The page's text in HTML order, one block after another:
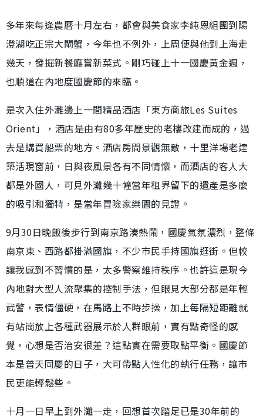
多年來每逢農曆十月左右，都會與美食家李純恩組團到陽
澄湖吃正宗大閘蟹，今年也不例外，上周便與他到上海走
幾天，發掘新餐廳嘗新菜式。剛巧碰上十一國慶黃金週，
也順道在內地度國慶節的來臨。
是次入住外灘邊上一間精品酒店「東方商旅Les Suites
Orient」，酒店是由有80多年歷史的老樓改建而成的，過
去是購買船票的地方。酒店房間景觀無敵，十里洋場老建
築活現窗前，日與夜風景各有不同情懷，而酒店的客人大
都是外國人，可見外灘幾十幢當年租界留下的遺產是多麼
的吸引和獨特，是當年冒險家樂園的見證。
9月30日晚飯後步行到南京路湊熱鬧，國慶氣氛濃烈，整條
南京東、西路都掛滿國旗，不少市民手持國旗逛街。但較
讓我感到不習慣的是，太多警察維持秩序。也許這是現今
內地對大型人流聚集的控制手法，但眼見大部分都是年輕
武警，表情僵硬，在馬路上不時步操，加上每隔短距離就
有站崗放上各種武器展示於人群眼前，實有點奇怪的感
覺，心想是否治安很差？這點實在需要取點平衡。國慶節
本是普天同慶的日子，大可帶點人性化的執行任務，讓市
民更能輕鬆些。
十月一日早上到外灘一走，回想首次踏足已是30年前的